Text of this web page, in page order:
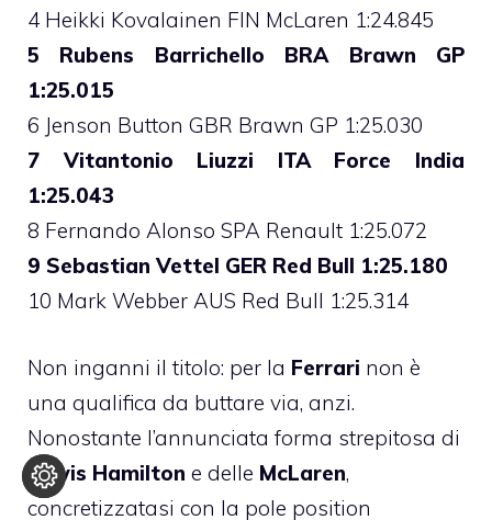
4 Heikki Kovalainen FIN McLaren 1:24.845
5 Rubens Barrichello BRA Brawn GP
1:25.015
6 Jenson Button GBR Brawn GP 1:25.030
7 Vitantonio Liuzzi ITA Force India
1:25.043
8 Fernando Alonso SPA Renault 1:25.072
9 Sebastian Vettel GER Red Bull 1:25.180
10 Mark Webber AUS Red Bull 1:25.314
Non inganni il titolo: per la Ferrari non è
una qualifica da buttare via, anzi.
Nonostante l’annunciata forma strepitosa di
Lewis Hamilton e delle McLaren,
concretizzatasi con la pole position